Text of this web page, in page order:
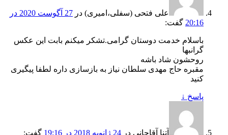
علی فتحی (سفلی،امیری) در
27 آگوست 2020 در
20:16 گفت:
باسلام خدمت دوستان گرامی.تشکر میکنم بابت این عکس
گرانبها
روحشون شاد باشه
مقبره حاج مهدی سلطان نیاز به بازسازی داره لطفا پیگیری
کنید
پاسخ ↓
آتنا آقاجانی در 24 ژانویه 2018 در 19:16 گفت: